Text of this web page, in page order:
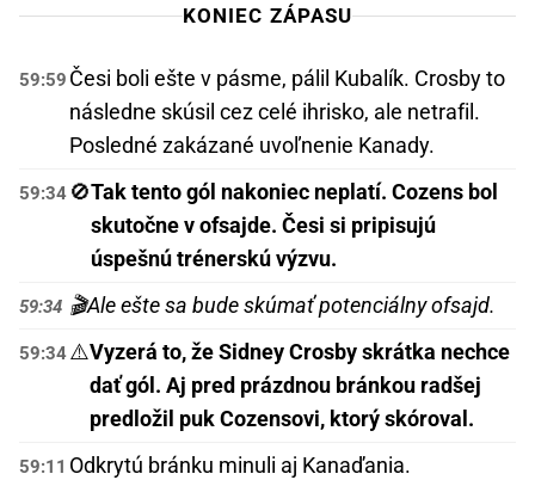
KONIEC ZÁPASU
59:59 Česi boli ešte v pásme, pálil Kubalík. Crosby to
následne skúsil cez celé ihrisko, ale netrafil.
Posledné zakázané uvoľnenie Kanady.
59:34 🚫Tak tento gól nakoniec neplatí. Cozens bol
skutočne v ofsajde. Česi si pripisujú
úspešnú trénerskú výzvu.
59:34 🎬Ale ešte sa bude skúmať potenciálny ofsajd.
59:34⚠️Vyzerá to, že Sidney Crosby skrátka nechce
dať gól. Aj pred prázdnou bránkou radšej
predložil puk Cozensovi, ktorý skóroval.
59:11 Odkrytú bránku minuli aj Kanaďania.